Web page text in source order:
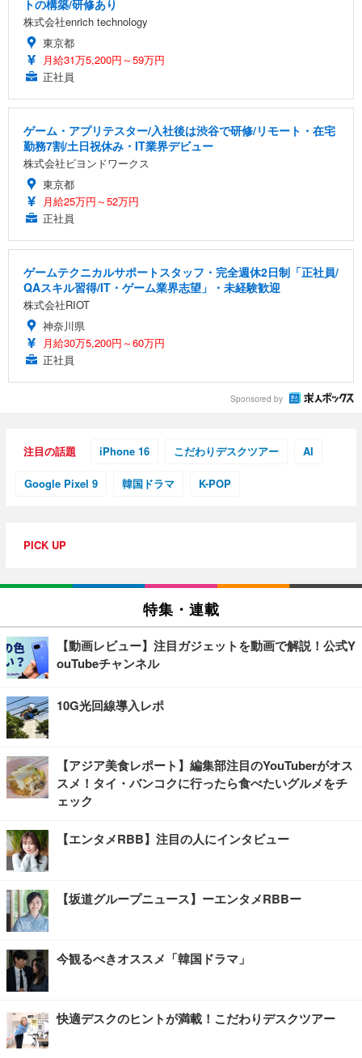
トの構築/研修あり
株式会社enrich technology
東京都
月給31万5,200円～59万円
正社員
ゲーム・アプリテスター/入社後は渋谷で研修/リモート・在宅
勤務7割/土日祝休み・IT業界デビュー
株式会社ビヨンドワークス
東京都
月給25万円～52万円
正社員
ゲームテクニカルサポートスタッフ・完全週休2日制「正社員/
QAスキル習得/IT・ゲーム業界志望」・未経験歓迎
株式会社RIOT
神奈川県
月給30万5,200円～60万円
正社員
Sponsored by
注目の話題 iPhone 16 こだわりデスクツアー AI
Google Pixel 9 韓国ドラマ K-POP
PICK UP
特集・連載
【動画レビュー】注目ガジェットを動画で解説！公式Y
ouTubeチャンネル
10G光回線導入レポ
【アジア美食レポート】編集部注目のYouTuberがオス
スメ！タイ・バンコクに行ったら食べたいグルメをチ
ェック
【エンタメRBB】注目の人にインタビュー
【坂道グループニュース】ーエンタメRBBー
今観るべきオススメ「韓国ドラマ」
快適デスクのヒントが満載！こだわりデスクツアー